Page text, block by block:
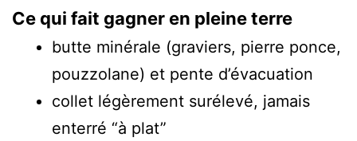
Ce qui fait gagner en pleine terre
butte minérale (graviers, pierre ponce,
pouzzolane) et pente d’évacuation
collet légèrement surélevé, jamais
enterré “à plat”